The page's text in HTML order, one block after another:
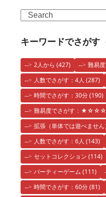
Search
キーワードでさがす
2人から (427) 難易
人数でさがす：4人 (287)
時間でさがす：30分(190)
難易度でさがす：
拡張（単体では遊べません
人数でさがす：6人 (143)
セットコレクション (114)
パーティーゲーム (111)
時間でさがす：60分(81)